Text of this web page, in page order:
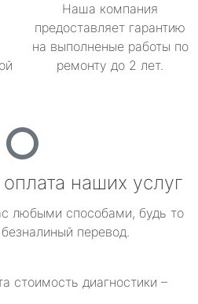
Наша компания
предоставляет гарантию
на выполненые работы по
ремонту до 2 лет.
наших услуг
любыми способами, будь то
перевод.
стоимость диагностики –